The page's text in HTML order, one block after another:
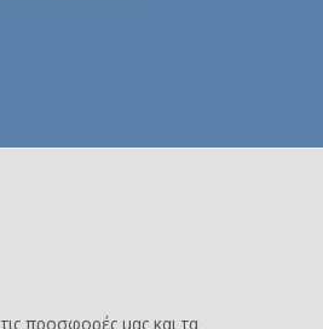
προσφορές μας και τα